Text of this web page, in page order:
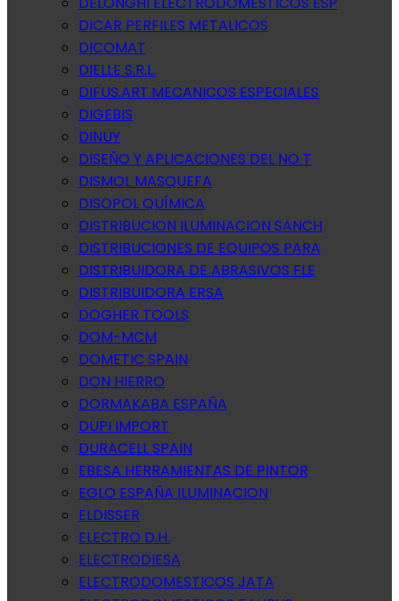
DICAR PERFILES METALICOS
DICOMAT
DIELLE S.R.L.
DIFUS.ART.MECANICOS ESPECIALES
DIGEBIS
DINUY
DISEÑO Y APLICACIONES DEL NO T
DISMOL MASQUEFA
DISOPOL QUÍMICA
DISTRIBUCION ILUMINACION SANCH
DISTRIBUCIONES DE EQUIPOS PARA
DISTRIBUIDORA DE ABRASIVOS FLE
DISTRIBUIDORA ERSA
DOGHER TOOLS
DOM-MCM
DOMETIC SPAIN
DON HIERRO
DORMAKABA ESPAÑA
DUPI IMPORT
DURACELL SPAIN
EBESA HERRAMIENTAS DE PINTOR
EGLO ESPAÑA ILUMINACION
ELDISSER
ELECTRO D.H.
ELECTRODIESA
ELECTRODOMESTICOS JATA